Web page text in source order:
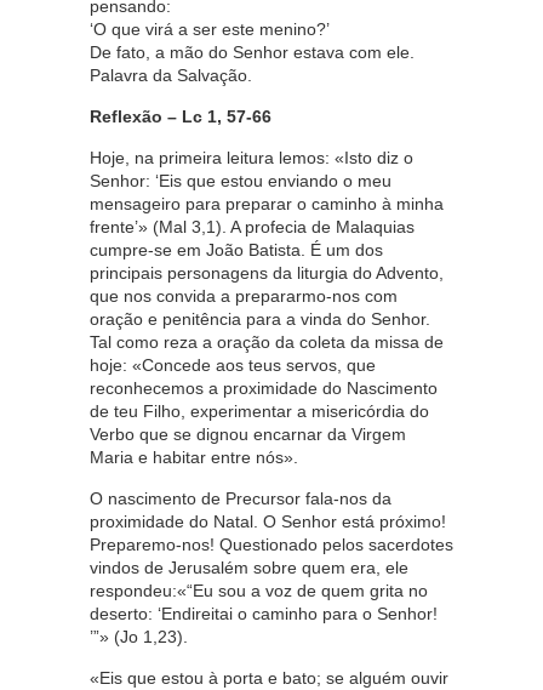
pensando:
‘O que virá a ser este menino?’
De fato, a mão do Senhor estava com ele.
Palavra da Salvação.
Reflexão – Lc 1, 57-66
Hoje, na primeira leitura lemos: «Isto diz o
Senhor: ‘Eis que estou enviando o meu
mensageiro para preparar o caminho à minha
frente’» (Mal 3,1). A profecia de Malaquias
cumpre-se em João Batista. É um dos
principais personagens da liturgia do Advento,
que nos convida a prepararmo-nos com
oração e penitência para a vinda do Senhor.
Tal como reza a oração da coleta da missa de
hoje: «Concede aos teus servos, que
reconhecemos a proximidade do Nascimento
de teu Filho, experimentar a misericórdia do
Verbo que se dignou encarnar da Virgem
Maria e habitar entre nós».
O nascimento de Precursor fala-nos da
proximidade do Natal. O Senhor está próximo!
Preparemo-nos! Questionado pelos sacerdotes
vindos de Jerusalém sobre quem era, ele
respondeu:«“Eu sou a voz de quem grita no
deserto: ‘Endireitai o caminho para o Senhor!
’”» (Jo 1,23).
«Eis que estou à porta e bato; se alguém ouvir